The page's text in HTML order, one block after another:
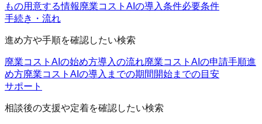
もの用意する情報廃業コストAIの導入条件必要条件
手続き・流れ
進め方や手順を確認したい検索
廃業コストAIの始め方導入の流れ廃業コストAIの申請手順進
め方廃業コストAIの導入までの期間 開始までの目安
サポート
相談後の支援や定着を確認したい検索